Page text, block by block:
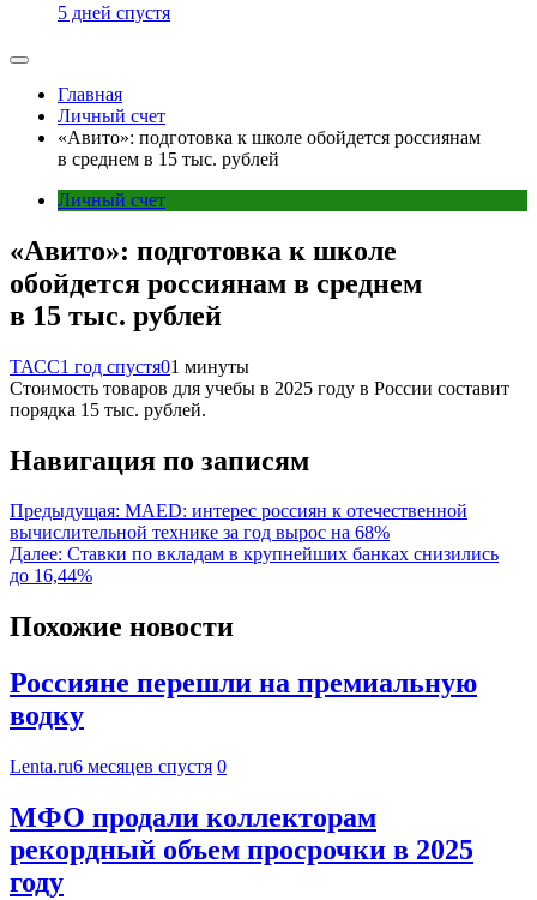
5 дней спустя
Главная
Личный счет
«Авито»: подготовка к школе обойдется россиянам
в среднем в 15 тыс. рублей
Личный счет
«Авито»: подготовка к школе
обойдется россиянам в среднем
в 15 тыс. рублей
ТАСС1 год спустя01 минуты
Стоимость товаров для учебы в 2025 году в России составит
порядка 15 тыс. рублей.
Навигация по записям
Предыдущая: MAED: интерес россиян к отечественной
вычислительной технике за год вырос на 68%
Далее: Ставки по вкладам в крупнейших банках снизились
до 16,44%
Похожие новости
Россияне перешли на премиальную
водку
Lenta.ru6 месяцев спустя 0
МФО продали коллекторам
рекордный объем просрочки в 2025
году